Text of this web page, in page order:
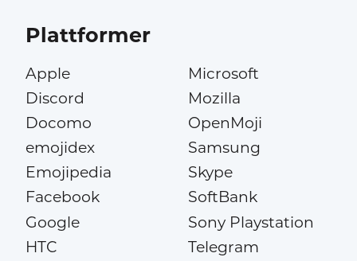
Plattformer
Apple
Discord
Docomo
emojidex
Emojipedia
Facebook
Google
HTC
Microsoft
Mozilla
OpenMoji
Samsung
Skype
SoftBank
Sony Playstation
Telegram